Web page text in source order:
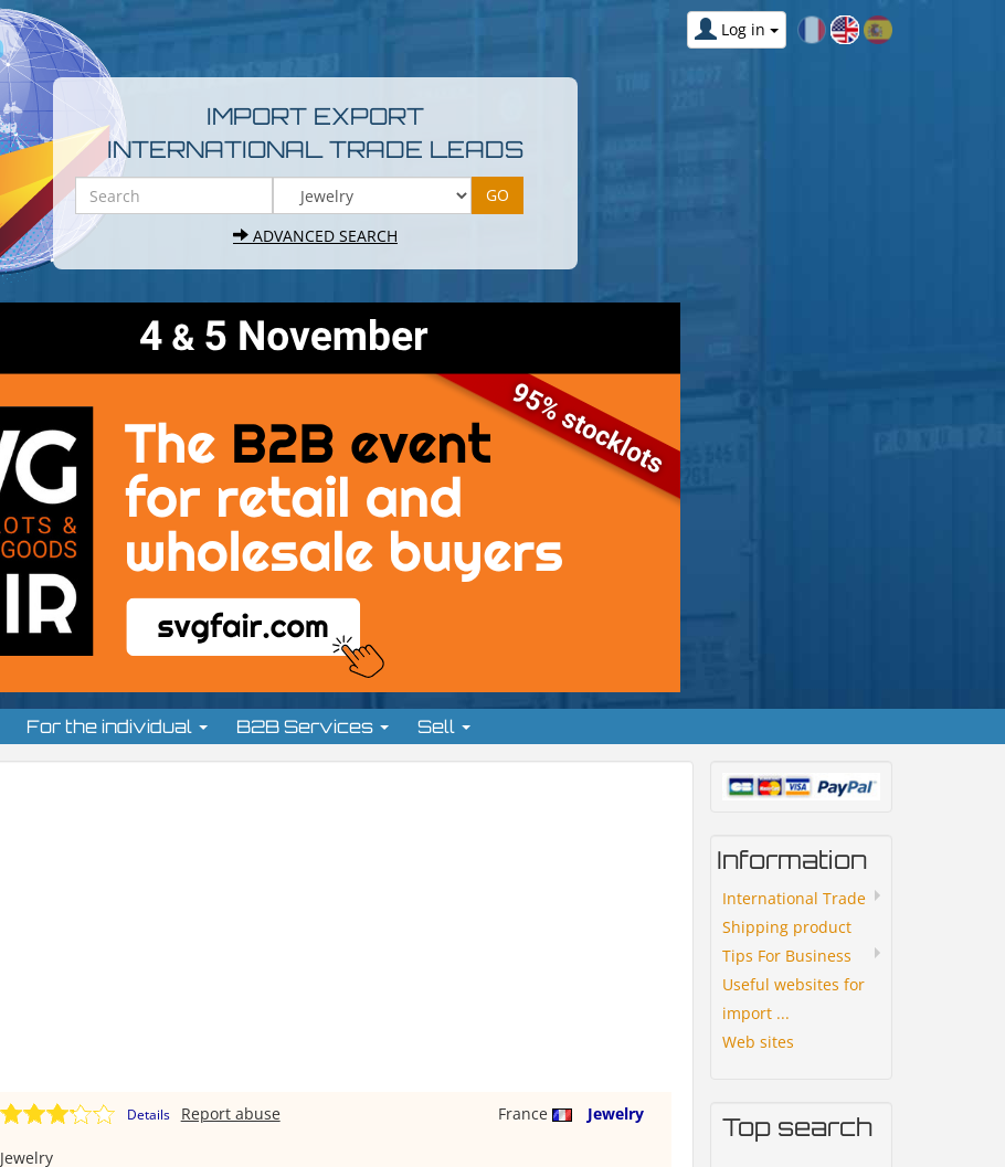
Log in
IMPORT EXPORT
INTERNATIONAL TRADE LEADS
ADVANCED SEARCH
For the individual B2B Services Sell
Details France Jewelry
Report abuse
Jewelry
Information
International Trade
Shipping product
Tips For Business
Useful websites for
import ...
Web sites
Top search